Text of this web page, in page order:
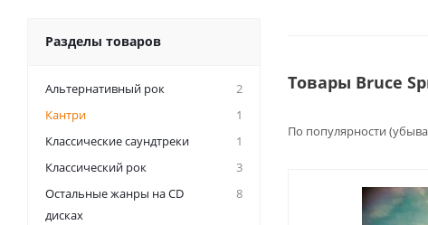
Товары Bruce
По популярности
Разделы товаров
Альтернативный рок
2
Кантри
1
Классические саундтреки
1
Классический рок
3
Остальные жанры на CD
дисках
8